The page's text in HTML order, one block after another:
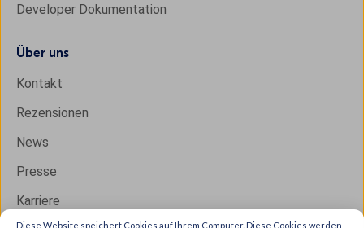
Diese Website speichert Cookies auf Ihrem Computer. Diese Cookies werden
Developer Dokumentation
Über uns
Kontakt
Rezensionen
News
Presse
Karriere